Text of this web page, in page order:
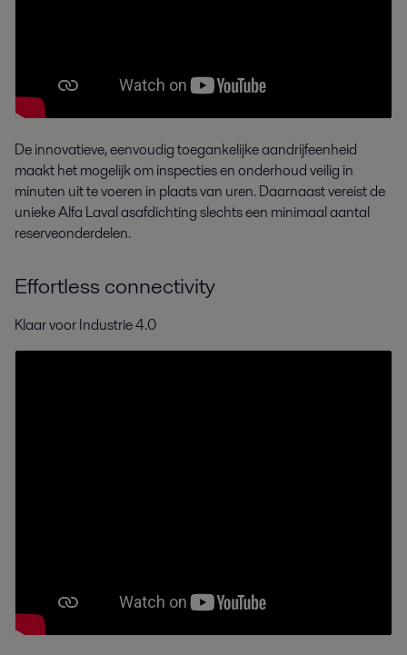
De innovatieve, eenvoudig toegankelijke aandrijfeenheid
maakt het mogelijk om inspecties en onderhoud veilig in
minuten uit te voeren in plaats van uren. Daarnaast vereist de
unieke Alfa Laval asafdichting slechts een minimaal aantal
reserveonderdelen.
Effortless connectivity
Klaar voor Industrie 4.0